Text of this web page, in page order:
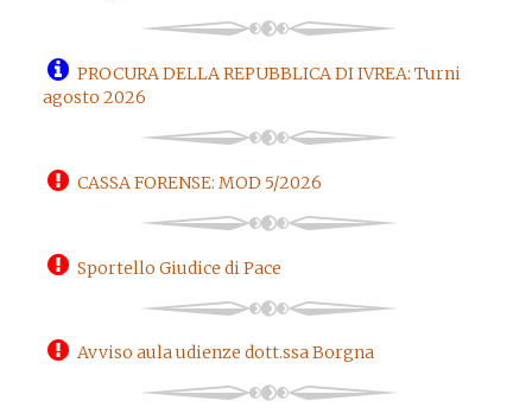
PROCURA DELLA REPUBBLICA DI IVREA: Turni
agosto 2026
CASSA FORENSE: MOD 5/2026
Sportello Giudice di Pace
Avviso aula udienze dott.ssa Borgna